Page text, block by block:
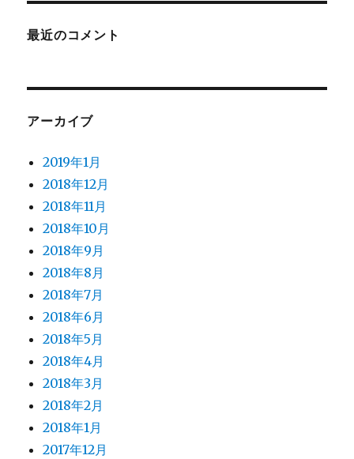
最近のコメント
アーカイブ
2019年1月
2018年12月
2018年11月
2018年10月
2018年9月
2018年8月
2018年7月
2018年6月
2018年5月
2018年4月
2018年3月
2018年2月
2018年1月
2017年12月